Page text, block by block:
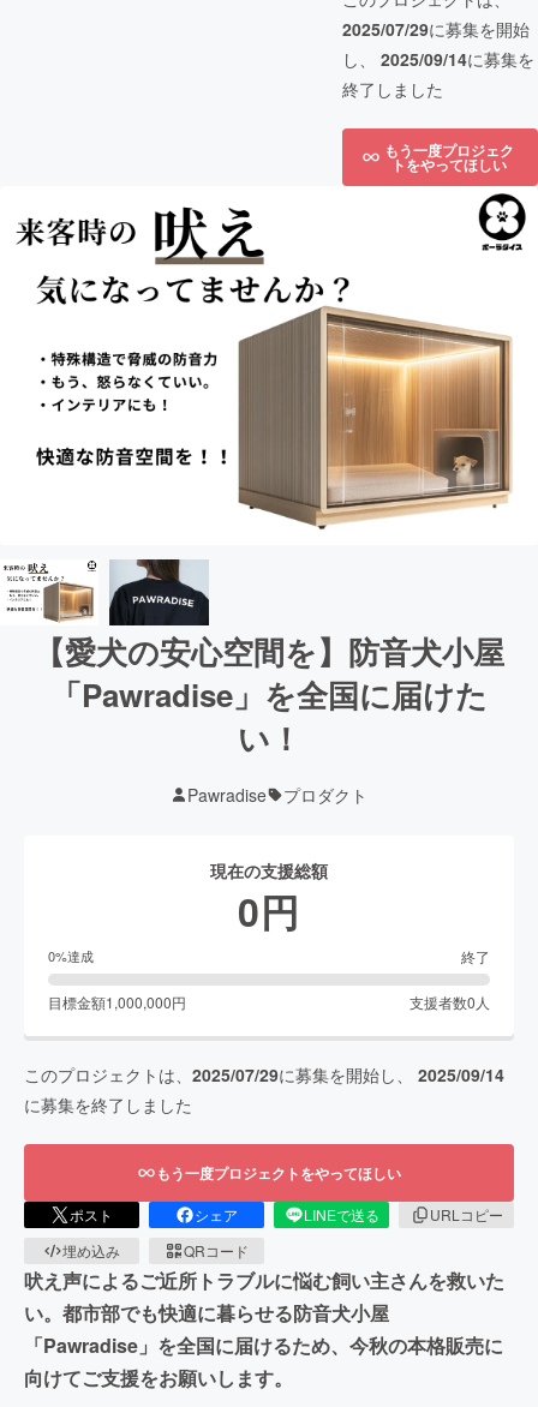
2025/07/29に募集を開始
し、 2025/09/14に募集を
終了しました
もう一度プロジェク
トをやってほしい
【愛犬の安心空間を】防音犬小屋
「Pawradise」を全国に届けた
い！
Pawradise プロダクト
現在の支援総額
0円
0%達成 終了
目標金額1,000,000円 支援者数0 人
このプロジェクトは、 2025/07/29に募集を開始し、 2025/09/14
に募集を終了しました
もう一度プロジェクトをやってほしい
ポスト シェア LINEで送る
URLコピー
埋め込み
QRコード
吠え声によるご近所トラブルに悩む飼い主さんを救いた
い。都市部でも快適に暮らせる防音犬小屋
「Pawradise」を全国に届けるため、今秋の本格販売に
向けてご支援をお願いします。